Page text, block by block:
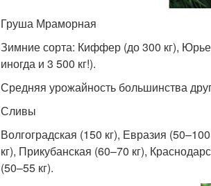
Груша Мраморная
Зимние сорта: Киффер (до 300 кг),
иногда и 3 500 кг!).
Средняя урожайность большинства
Сливы
Волгоградская (150 кг), Евразия
кг), Прикубанская (60–70 кг),
(50–55 кг).